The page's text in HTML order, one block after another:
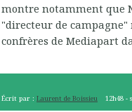
montre notamment que
"directeur de
confrères de Mediapart
Écrit par : Laurent de Boissieu 12h48 -